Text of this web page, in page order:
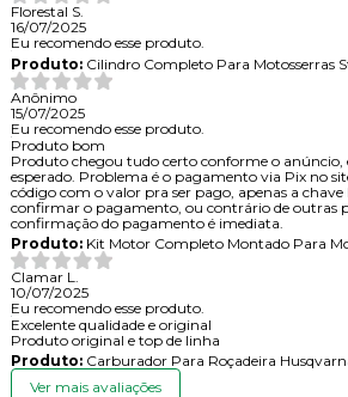
Florestal S.
16/07/2025
Eu recomendo esse produto.
Produto:Cilindro Completo Para Motosserras
Anônimo
15/07/2025
Eu recomendo esse produto.
Produto bom
Produto chegou tudo certo conforme o
esperado. Problema é o pagamento via Pix no
código com o valor pra ser pago, apenas a
confirmar o pagamento, ou contrário de outras
confirmação do pagamento é imediata.
Produto:Kit Motor Completo Montado Para
Clamar L.
10/07/2025
Eu recomendo esse produto.
Excelente qualidade e original
Produto original e top de linha
Produto:Carburador Para Roçadeira
Ver mais avaliações